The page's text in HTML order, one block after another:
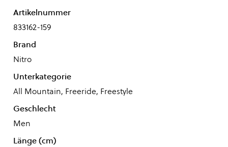
Artikelnummer
833162-159
Brand
Nitro
Unterkategorie
All Mountain, Freeride, Freestyle
Geschlecht
Men
Länge (cm)